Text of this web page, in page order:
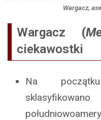
Wargacz,
Wargacz (
ciekawostki
Na